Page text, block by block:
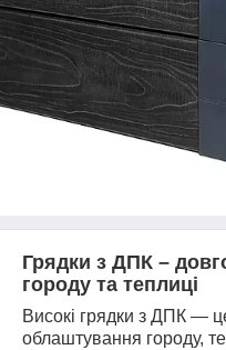
Грядки з ДПК –
городу та теплиці
Високі грядки з ДПК —
облаштування городу,